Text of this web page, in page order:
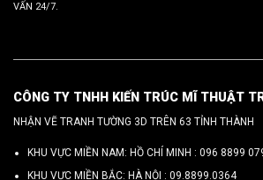
VẤN 24/7.
CÔNG TY TNHH KIẾN TRÚC MĨ THUẬT
NHẬN VẼ TRANH TƯỜNG 3D TRÊN 63 TỈNH THÀNH
KHU VỰC MIỀN NAM: HỒ CHÍ MINH : 096 8899
KHU VỰC MIỀN BẮC: HÀ NỘI : 09.8899.0364